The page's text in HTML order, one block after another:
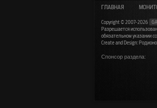
ГЛАВНАЯ
Copyright © 2007-2026
Разрешается
обязательном указании
Create and Design:
Спонсор раздела: